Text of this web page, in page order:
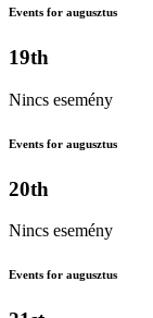
Events for augusztus
19th
Nincs esemény
Events for augusztus
20th
Nincs esemény
Events for augusztus